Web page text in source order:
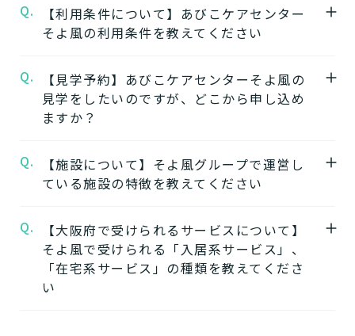
★施設の特徴★
あびこケアセンターそよ風の公式ページでは
います。
★施設の雰囲気★
施設の写真から雰囲気をご確認いただけま
す。
Q.
【利用条件について】あびこケアセンター
そよ風の利用条件を教えてください
要介護度：要支援2、要介護1、要介護2、要
介護3、要介護4、要介護5
※施設ごとに年齢などの入居条件がございま
※認定のご状況によって受けられるサービス
が変わります。
さい。
Q.
【見学予約】あびこケアセンターそよ風の
見学をしたいのですが、どこから申し込め
ますか？
あびこケアセンターそよ風の見学はこちらよ
りお申込みいただけます。
★そのほかこの介護施設について…相談した
い・資料請求したい・利用したい方はこちら
Q.
【施設について】そよ風グループで運営し
ている施設の特徴を教えてください
そよ風では下記のタイプの入居系施設をご用
意しています。それぞれの施設の特徴、ご利
用者様の目的、要介護度に合わせてご利用い
ただけます。
Q.
【大阪府で受けられるサービスについて】
そよ風で受けられる「入居系サービス」、
「在宅系サービス」の種類を教えてくださ
い